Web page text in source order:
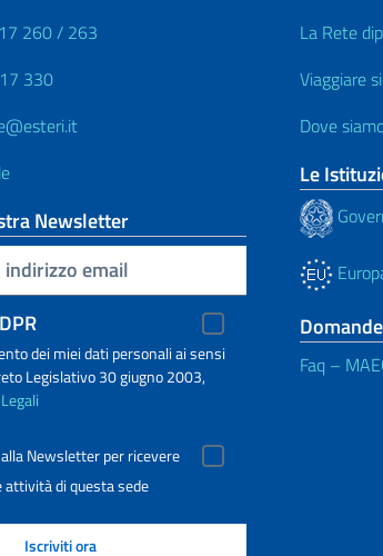
260 / 263
330
Newsletter
dei miei dati personali ai sensi
Legislativo 30 giugno 2003,
Newsletter per ricevere
di questa sede
La Rete
Viaggiare
Dove
Le
Faq –